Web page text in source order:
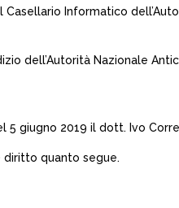
Informatico
dell’Autorità Nazionale
5 giugno 2019 il dott. Ivo
quanto segue.